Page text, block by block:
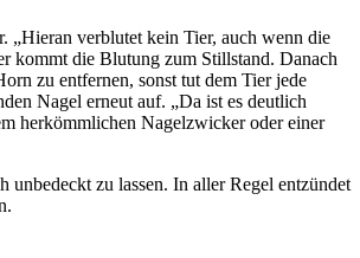
„Hieran verblutet kein Tier, auch wenn die
kommt die Blutung zum Stillstand. Danach
zu entfernen, sonst tut dem Tier jede
Nagel erneut auf. „Da ist es deutlich
herkömmlichen Nagelzwicker oder einer
unbedeckt zu lassen. In aller Regel entzündet